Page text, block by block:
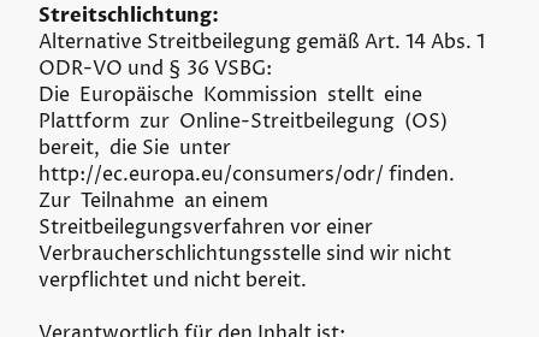
Streitschlichtung:
Alternative Streitbeilegung gemäß Art. 14 Abs. 1
ODR-VO und § 36 VSBG:
Die Europäische Kommission stellt eine
Plattform zur Online-Streitbeilegung (OS)
bereit, die Sie unter
http://ec.europa.eu/consumers/odr/ finden.
Zur Teilnahme an einem
Streitbeilegungsverfahren vor einer
Verbraucherschlichtungsstelle sind wir nicht
verpflichtet und nicht bereit.